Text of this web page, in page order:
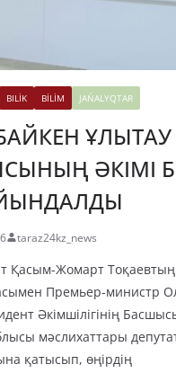
BILİK BİLİM JAŃALYQTAR
ҰЛЫТАУ
ӘКІМІ
taraz24kz_news
Қасым-Жомарт Тоқаевтың
Премьер-министр
Әкімшілігінің
мәслихаттары
қатысып, өңірдің